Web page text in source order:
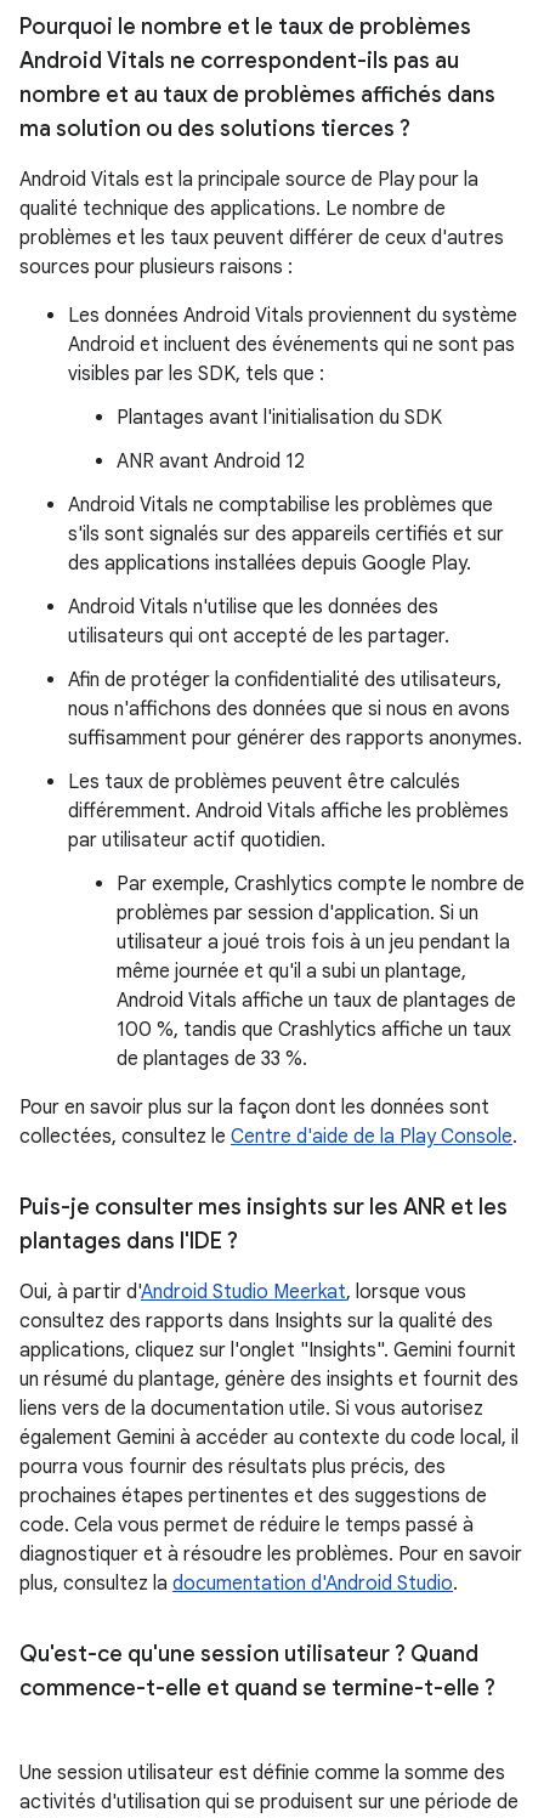
Pourquoi le nombre et le taux de problèmes
Android Vitals ne correspondent-ils pas au
nombre et au taux de problèmes affichés dans
ma solution ou des solutions tierces ?
Android Vitals est la principale source de Play pour la
qualité technique des applications. Le nombre de
problèmes et les taux peuvent différer de ceux d'autres
sources pour plusieurs raisons :
Les données Android Vitals proviennent du système
Android et incluent des événements qui ne sont pas
visibles par les SDK, tels que :
Plantages avant l'initialisation du SDK
ANR avant Android 12
Android Vitals ne comptabilise les problèmes que
s'ils sont signalés sur des appareils certifiés et sur
des applications installées depuis Google Play.
Android Vitals n'utilise que les données des
utilisateurs qui ont accepté de les partager.
Afin de protéger la confidentialité des utilisateurs,
nous n'affichons des données que si nous en avons
suffisamment pour générer des rapports anonymes.
Les taux de problèmes peuvent être calculés
différemment. Android Vitals affiche les problèmes
par utilisateur actif quotidien.
Par exemple, Crashlytics compte le nombre de
problèmes par session d'application. Si un
utilisateur a joué trois fois à un jeu pendant la
même journée et qu'il a subi un plantage,
Android Vitals affiche un taux de plantages de
100 %, tandis que Crashlytics affiche un taux
de plantages de 33 %.
Pour en savoir plus sur la façon dont les données sont
collectées, consultez le Centre d'aide de la Play Console.
Puis-je consulter mes insights sur les ANR et les
plantages dans l'IDE ?
Oui, à partir d'Android Studio Meerkat, lorsque vous
consultez des rapports dans Insights sur la qualité des
applications, cliquez sur l'onglet "Insights". Gemini fournit
un résumé du plantage, génère des insights et fournit des
liens vers de la documentation utile. Si vous autorisez
également Gemini à accéder au contexte du code local, il
pourra vous fournir des résultats plus précis, des
prochaines étapes pertinentes et des suggestions de
code. Cela vous permet de réduire le temps passé à
diagnostiquer et à résoudre les problèmes. Pour en savoir
plus, consultez la documentation d'Android Studio.
Qu'est-ce qu'une session utilisateur ? Quand
commence-t-elle et quand se termine-t-elle ?
Une session utilisateur est définie comme la somme des
activités d'utilisation qui se produisent sur une période de